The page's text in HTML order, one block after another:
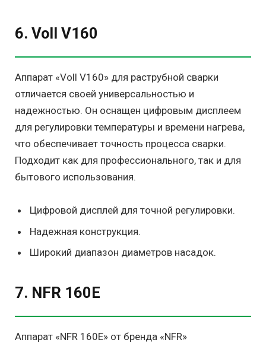
6. Voll V160
Аппарат «Voll V160» для раструбной сварки
отличается своей универсальностью и
надежностью. Он оснащен цифровым дисплеем
для регулировки температуры и времени нагрева,
что обеспечивает точность процесса сварки.
Подходит как для профессионального, так и для
бытового использования.
Цифровой дисплей для точной регулировки.
Надежная конструкция.
Широкий диапазон диаметров насадок.
7. NFR 160E
Аппарат «NFR 160E» от бренда «NFR»